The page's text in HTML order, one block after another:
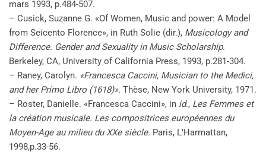
mars 1993, p.484-507.
– Cusick, Suzanne G. «Of Women, Music and power: A Model
from Seicento Florence», in Ruth Solie (dir.), Musicology and
Difference. Gender and Sexuality in Music Scholarship.
Berkeley, CA, University of California Press, 1993, p.281-304.
– Raney, Carolyn. «Francesca Caccini, Musician to the Medici,
and her Primo Libro (1618)». Thèse, New York University, 1971.
– Roster, Danielle. «Francesca Caccini», in id., Les Femmes et
la création musicale. Les compositrices européennes du
Moyen-Age au milieu du XXe siècle. Paris, L’Harmattan,
1998,p.33-56.